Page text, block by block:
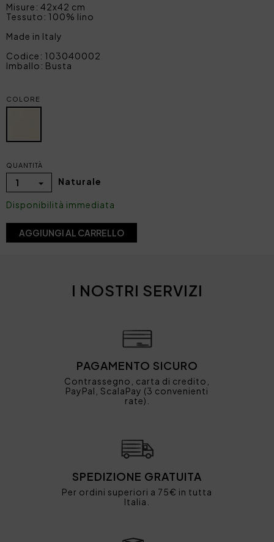
Misure: 42x42 cm
Tessuto: 100% lino
Made in Italy
Codice: 103040002
Imballo: Busta
COLORE
QUANTITÀ
1 Naturale
Disponibilità immediata
AGGIUNGI AL CARRELLO
I NOSTRI SERVIZI
PAGAMENTO SICURO
Contrassegno, carta di credito,
PayPal, ScalaPay (3 convenienti
rate).
SPEDIZIONE GRATUITA
Per ordini superiori a 75€ in tutta
Italia.